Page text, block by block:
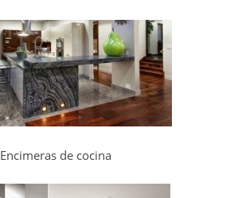
Encimeras de cocina